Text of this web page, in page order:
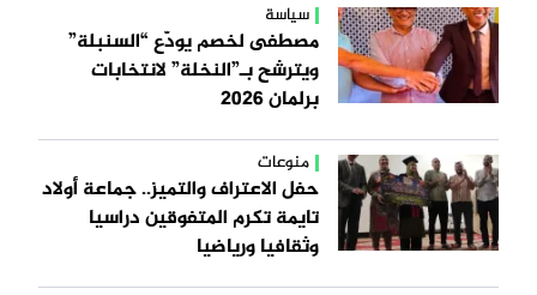
سياسة
مصطفى لخصم يودّع “السنبلة”
ويترشح بـ”النخلة” لانتخابات
برلمان 2026
منوعات
حفل الاعتراف والتميز.. جماعة أولاد
تايمة تكرم المتفوقين دراسيا
وثقافيا ورياضيا